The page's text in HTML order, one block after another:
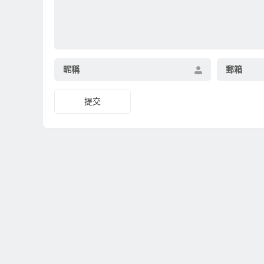
昵稱 郵箱
提交